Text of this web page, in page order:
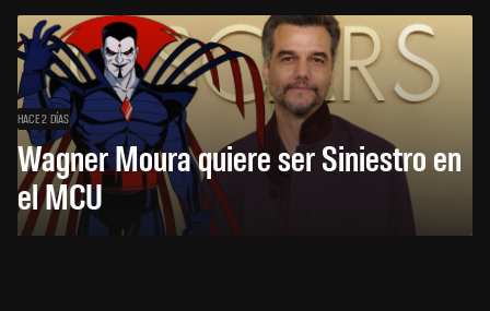
HACE 2 DÍAS
Wagner Moura quiere ser Siniestro en
el MCU